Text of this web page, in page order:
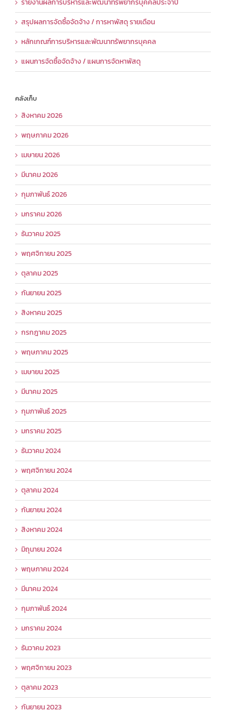
รายงานผลการบริหารและพัฒนาทรัพยากรบุคคลประจำปี
สรุปผลการจัดซื้อจัดจ้าง / การหาพัสดุ รายเดือน
หลักเกณฑ์การบริหารและพัฒนาทรัพยากรบุคคล
แผนการจัดซื้อจัดจ้าง / แผนการจัดหาพัสดุ
คลังเก็บ
สิงหาคม 2026
พฤษภาคม 2026
เมษายน 2026
มีนาคม 2026
กุมภาพันธ์ 2026
มกราคม 2026
ธันวาคม 2025
พฤศจิกายน 2025
ตุลาคม 2025
กันยายน 2025
สิงหาคม 2025
กรกฎาคม 2025
พฤษภาคม 2025
เมษายน 2025
มีนาคม 2025
กุมภาพันธ์ 2025
มกราคม 2025
ธันวาคม 2024
พฤศจิกายน 2024
ตุลาคม 2024
กันยายน 2024
สิงหาคม 2024
มิถุนายน 2024
พฤษภาคม 2024
มีนาคม 2024
กุมภาพันธ์ 2024
มกราคม 2024
ธันวาคม 2023
พฤศจิกายน 2023
ตุลาคม 2023
กันยายน 2023